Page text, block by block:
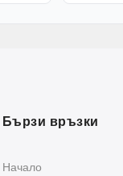
Бързи връзки
Начало